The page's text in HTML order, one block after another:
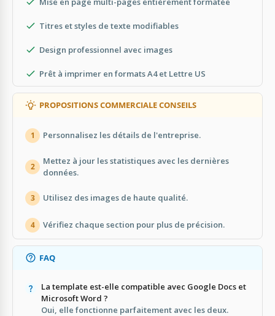
Titres et styles de texte modifiables
Design professionnel avec images
Prêt à imprimer en formats A4 et Lettre US
PROPOSITIONS COMMERCIALE CONSEILS
1 Personnalisez les détails de l'entreprise.
2
Mettez à jour les statistiques avec les dernières
données.
3 Utilisez des images de haute qualité.
4 Vérifiez chaque section pour plus de précision.
FAQ
La template est-elle compatible avec Google Docs et
Microsoft Word ?
Oui, elle fonctionne parfaitement avec les deux.